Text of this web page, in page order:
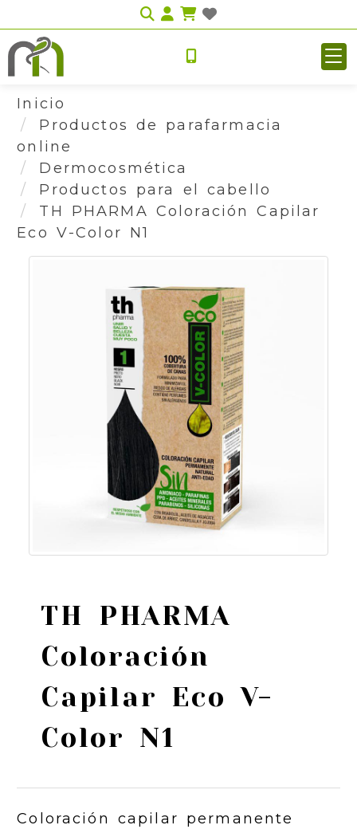
Identifícate
Inicio
Productos de parafarmacia
online
Dermocosmética
Productos para el cabello
TH PHARMA Coloración Capilar
Eco V-Color N1
TH PHARMA
Coloración
Capilar Eco V-
Color N1
Coloración capilar permanente